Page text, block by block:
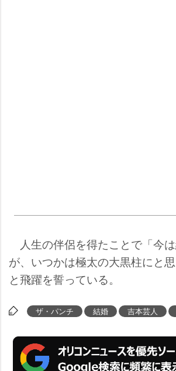
人生の伴侶を得たことで「今
が、いつかは極太の大黒柱にと思
と飛躍を誓っている。
ザ・パンチ 結婚 吉本芸人